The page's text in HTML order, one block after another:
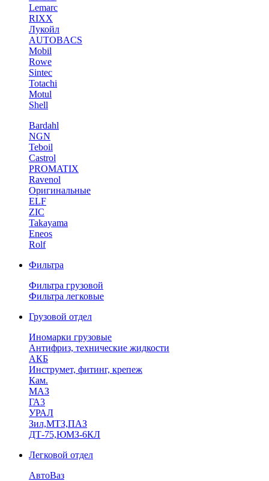
Lemarc
RIXX
Лукойл
AUTOBACS
Mobil
Rowe
Sintec
Totachi
Motul
Shell
Bardahl
NGN
Teboil
Castrol
PROMATIX
Ravenol
Оригинальные
ELF
ZIC
Takayama
Eneos
Rolf
Фильтра
Фильтра грузовой
Фильтра легковые
Грузовой отдел
Иномарки грузовые
Антифриз, технические жидкости
АКБ
Инструмет, фитинг, крепеж
Кам.
МАЗ
ГА3
УРАЛ
Зил,МТЗ,ПАЗ
ДТ-75,ЮМЗ-6КЛ
Легковой отдел
АвтоВаз